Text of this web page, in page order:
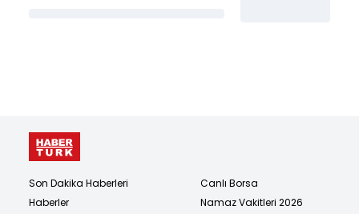
Son Dakika Haberleri
Haberler
Canlı Borsa
Namaz Vakitleri 2026